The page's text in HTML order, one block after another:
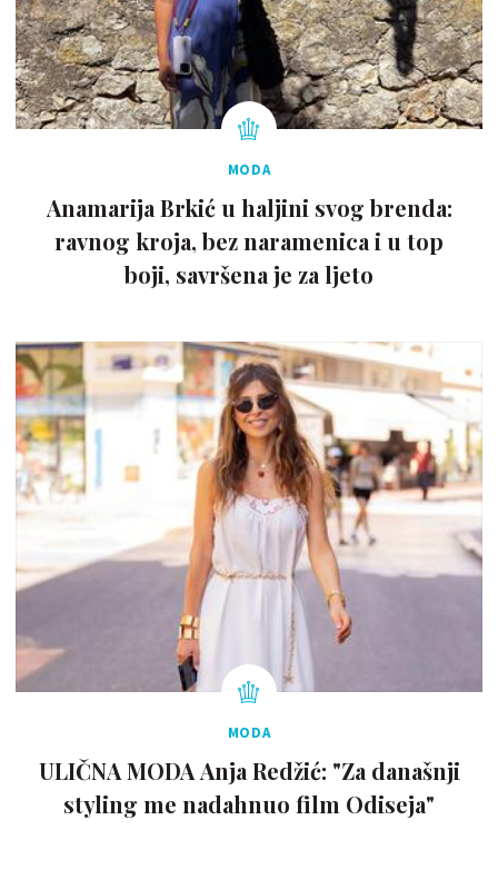
MODA
Anamarija Brkić u haljini svog brenda:
ravnog kroja, bez naramenica i u top
boji, savršena je za ljeto
MODA
ULIČNA MODA Anja Redžić: "Za današnji
styling me nadahnuo film Odiseja"